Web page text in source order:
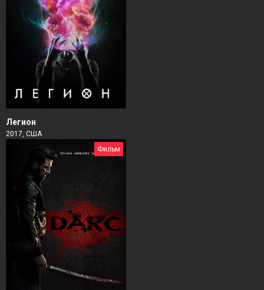
Легион
2017, США
Фильм